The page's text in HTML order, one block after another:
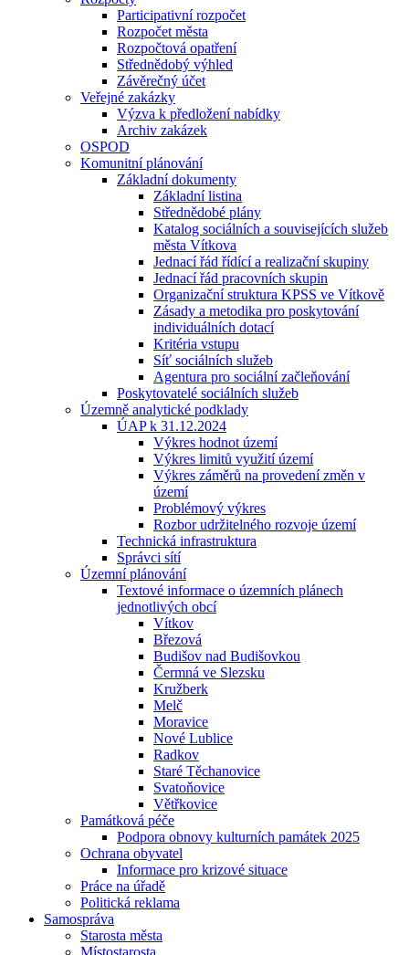
Participativní rozpočet
Rozpočet města
Rozpočtová opatření
Střednědobý výhled
Závěrečný účet
Veřejné zakázky
Výzva k předložení nabídky
Archiv zakázek
OSPOD
Komunitní plánování
Základní dokumenty
Základní listina
Střednědobé plány
Katalog sociálních a souvisejících služeb
města Vítkova
Jednací řád řídící a realizační skupiny
Jednací řád pracovních skupin
Organizační struktura KPSS ve Vítkově
Zásady a metodika pro poskytování
individuálních dotací
Kritéria vstupu
Síť sociálních služeb
Agentura pro sociální začleňování
Poskytovatelé sociálních služeb
Územně analytické podklady
ÚAP k 31.12.2024
Výkres hodnot území
Výkres limitů využití území
Výkres záměrů na provedení změn v
území
Problémový výkres
Rozbor udržitelného rozvoje území
Technická infrastruktura
Správci sítí
Územní plánování
Textové informace o územních plánech
jednotlivých obcí
Vítkov
Březová
Budišov nad Budišovkou
Čermná ve Slezsku
Kružberk
Melč
Moravice
Nové Lublice
Radkov
Staré Těchanovice
Svatoňovice
Větřkovice
Památková péče
Podpora obnovy kulturních památek 2025
Ochrana obyvatel
Informace pro krizové situace
Práce na úřadě
Politická reklama
Samospráva
Starosta města
Místostarosta